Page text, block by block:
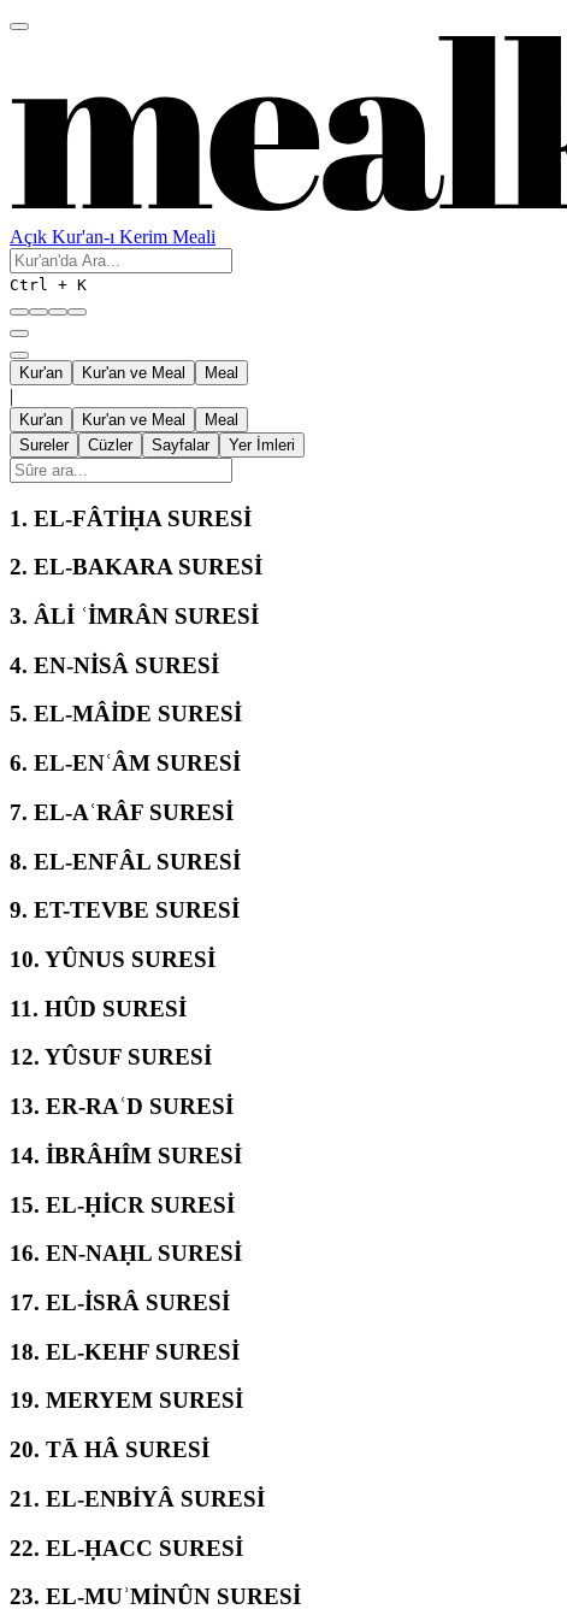
Açık Kur'an-ı Kerim Meali
Ctrl + K
Kur'an Kur'an ve Meal Meal
|
Kur'an Kur'an ve Meal
Meal
Sureler
Cüzler Sayfalar Yer İmleri
1. EL-FÂTİḤA SURESİ
2. EL-BAKARA SURESİ
3. ÂLİ ʿİMRÂN SURESİ
4. EN-NİSÂ SURESİ
5. EL-MÂİDE SURESİ
6. EL-ENʿÂM SURESİ
7. EL-AʿRÂF SURESİ
8. EL-ENFÂL SURESİ
9. ET-TEVBE SURESİ
10. YÛNUS SURESİ
11. HÛD SURESİ
12. YÛSUF SURESİ
13. ER-RAʿD SURESİ
14. İBRÂHÎM SURESİ
15. EL-ḤİCR SURESİ
16. EN-NAḤL SURESİ
17. EL-İSRÂ SURESİ
18. EL-KEHF SURESİ
19. MERYEM SURESİ
20. TĀ HÂ SURESİ
21. EL-ENBİYÂ SURESİ
22. EL-ḤACC SURESİ
23. EL-MUʾMİNÛN SURESİ